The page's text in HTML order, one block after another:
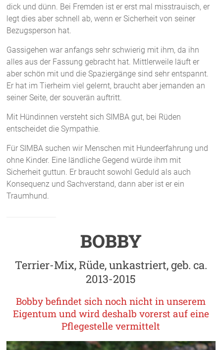
dick und dünn. Bei Fremden ist er erst mal misstrauisch, er
legt dies aber schnell ab, wenn er Sicherheit von seiner
Bezugsperson hat.
Gassigehen war anfangs sehr schwierig mit ihm, da ihn
alles aus der Fassung gebracht hat. Mittlerweile läuft er
aber schön mit und die Spaziergänge sind sehr entspannt.
Er hat im Tierheim viel gelernt, braucht aber jemanden an
seiner Seite, der souverän auftritt.
Mit Hündinnen versteht sich SIMBA gut, bei Rüden
entscheidet die Sympathie.
Für SIMBA suchen wir Menschen mit Hundeerfahrung und
ohne Kinder. Eine ländliche Gegend würde ihm mit
Sicherheit guttun. Er braucht sowohl Geduld als auch
Konsequenz und Sachverstand, dann aber ist er ein
Traumhund.
BOBBY
Terrier-Mix, Rüde, unkastriert, geb. ca.
2013-2015
Bobby befindet sich noch nicht in unserem
Eigentum und wird deshalb vorerst auf eine
Pflegestelle vermittelt